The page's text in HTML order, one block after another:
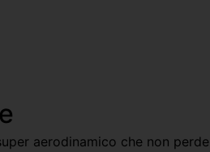
aerodinamico che non